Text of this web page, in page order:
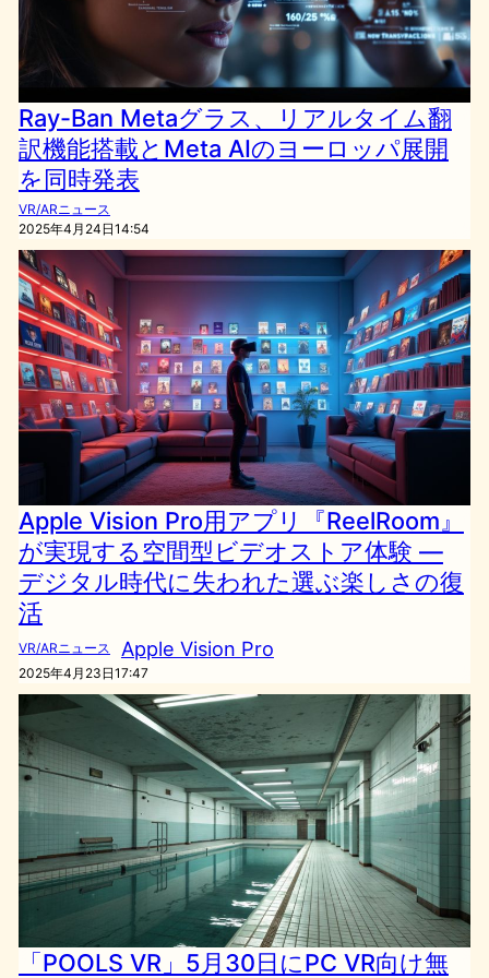
Ray-Ban Metaグラス、リアルタイム翻
訳機能搭載とMeta AIのヨーロッパ展開
を同時発表
VR/ARニュース
2025年4月24日14:54
Apple Vision Pro用アプリ『ReelRoom』
が実現する空間型ビデオストア体験 —
デジタル時代に失われた選ぶ楽しさの復
活
VR/ARニュース Apple Vision Pro
2025年4月23日17:47
「POOLS VR」5月30日にPC VR向け無